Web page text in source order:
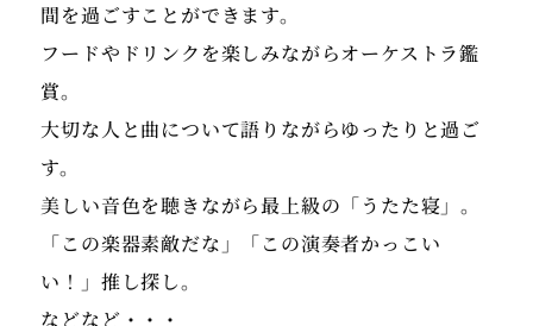
間を過ごすことができます。
フードやドリンクを楽しみながらオーケストラ鑑
賞。
大切な人と曲について語りながらゆったりと過ご
す。
美しい音色を聴きながら最上級の「うたた寝」。
「この楽器素敵だな」「この演奏者かっこい
い！」推し探し。
などなど・・・